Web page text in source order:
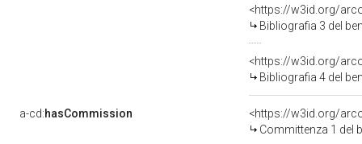
<https://w3id.org/
Bibliografia 3 del
<https://w3id.org/
Bibliografia 4 del
a-cd:hasCommission
<https://w3id.org/
Committenza 1 del